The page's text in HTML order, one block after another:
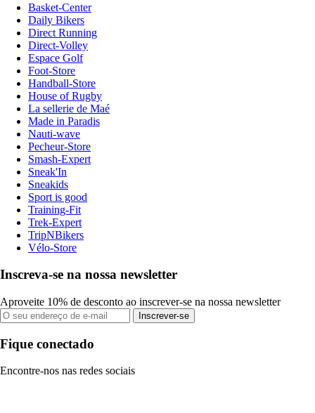
Basket-Center
Daily Bikers
Direct Running
Direct-Volley
Espace Golf
Foot-Store
Handball-Store
House of Rugby
La sellerie de Maé
Made in Paradis
Nauti-wave
Pecheur-Store
Smash-Expert
Sneak'In
Sneakids
Sport is good
Training-Fit
Trek-Expert
TripNBikers
Vélo-Store
Inscreva-se na nossa newsletter
Aproveite 10% de desconto ao inscrever-se na nossa newsletter
Inscrever-se
Fique conectado
Encontre-nos nas redes sociais